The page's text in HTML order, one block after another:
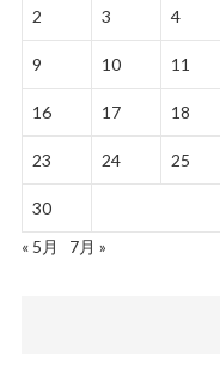
2 3 4
9 10 11
16 17 18
23 24 25
30
« 5月
7月 »